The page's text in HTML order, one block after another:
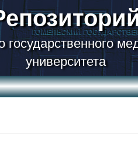
государственного
университета